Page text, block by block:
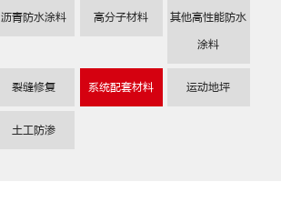
沥青防水涂料 高分子材料 其他高性能防水
涂料
裂缝修复 系统配套材料 运动地坪
土工防渗